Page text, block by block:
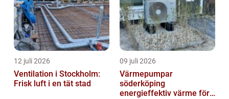
12 juli 2026
Ventilation i Stockholm:
Frisk luft i en tät stad
09 juli 2026
Värmepumpar
söderköping
energieffektiv värme för